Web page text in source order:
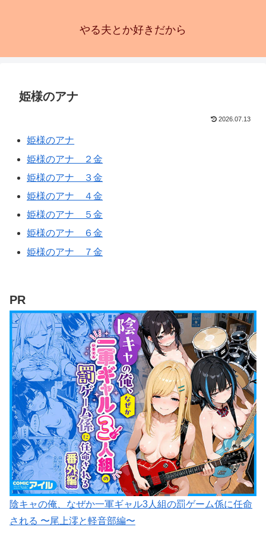
やる夫とか好きだから
姫様のアナ
2026.07.13
姫様のアナ
姫様のアナ ２金
姫様のアナ ３金
姫様のアナ ４金
姫様のアナ ５金
姫様のアナ ６金
姫様のアナ ７金
PR
陰キャの俺、なぜか一軍ギャル3人組の罰ゲーム係に任命
される 〜尾上澪と軽音部編〜